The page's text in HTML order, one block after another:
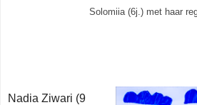
Solomiia (6j.) met haar
Nadia Ziwari (9